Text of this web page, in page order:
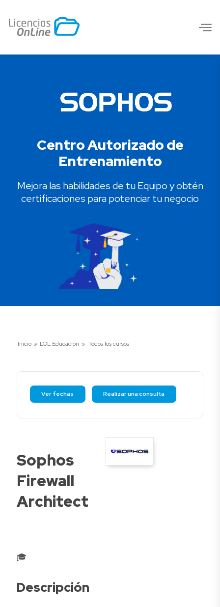
Centro Autorizado de
Entrenamiento
Mejora las habilidades de tu Equipo y obtén
certificaciones para potenciar tu negocio
Inicio » LOL Educación » Todos los cursos
Sophos
Firewall
Architect
🎓
Descripción
Ver fechas Realizar una consulta